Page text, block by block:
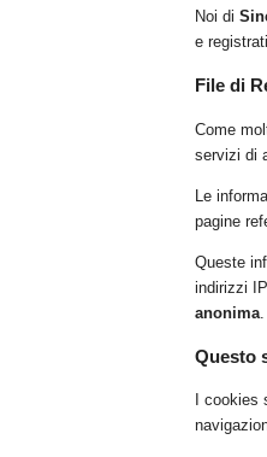
Noi di
e
File di
Come
servizi di
Le
pagine
Queste
indirizzi
anonima.
Questo
I